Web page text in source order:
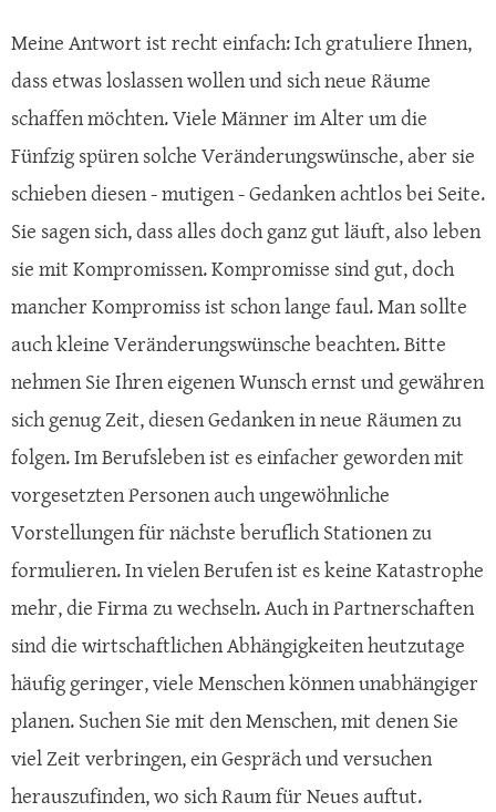
Meine Antwort ist recht einfach: Ich gratuliere Ihnen,
dass etwas loslassen wollen und sich neue Räume
schaffen möchten. Viele Männer im Alter um die
Fünfzig spüren solche Veränderungswünsche, aber sie
schieben diesen - mutigen - Gedanken achtlos bei Seite.
Sie sagen sich, dass alles doch ganz gut läuft, also leben
sie mit Kompromissen. Kompromisse sind gut, doch
mancher Kompromiss ist schon lange faul. Man sollte
auch kleine Veränderungswünsche beachten. Bitte
nehmen Sie Ihren eigenen Wunsch ernst und gewähren
sich genug Zeit, diesen Gedanken in neue Räumen zu
folgen. Im Berufsleben ist es einfacher geworden mit
vorgesetzten Personen auch ungewöhnliche
Vorstellungen für nächste beruflich Stationen zu
formulieren. In vielen Berufen ist es keine Katastrophe
mehr, die Firma zu wechseln. Auch in Partnerschaften
sind die wirtschaftlichen Abhängigkeiten heutzutage
häufig geringer, viele Menschen können unabhängiger
planen. Suchen Sie mit den Menschen, mit denen Sie
viel Zeit verbringen, ein Gespräch und versuchen
herauszufinden, wo sich Raum für Neues auftut.